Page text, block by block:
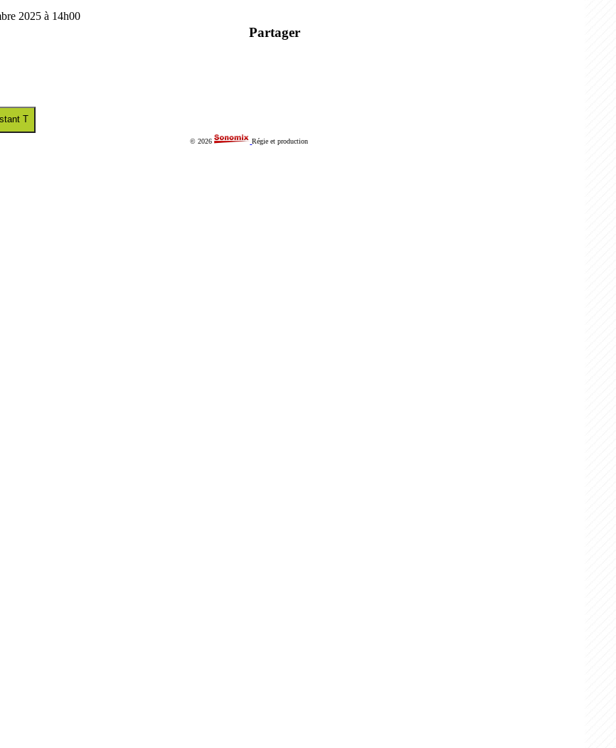
2025 à 14h00
Partager
T
© 2026 Régie et production